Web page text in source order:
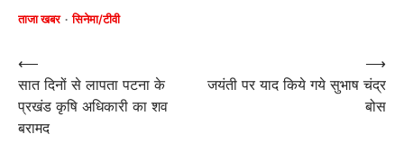
ताजा खबर सिनेमा/टीवी
Post
navigation
⟵
सात दिनों से लापता पटना के
प्रखंड कृषि अधिकारी का शव
बरामद
जयंती पर याद किये गये सुभाष चंद्र
बोस
⟶